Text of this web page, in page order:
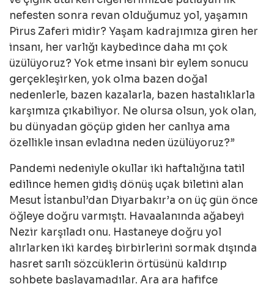
nefesten sonra revan olduğumuz yol, yaşamın
Pirus Zaferi midir? Yaşam kadrajımıza giren her
insanı, her varlığı kaybedince daha mı çok
üzülüyoruz? Yok etme insani bir eylem sonucu
gerçekleşirken, yok olma bazen doğal
nedenlerle, bazen kazalarla, bazen hastalıklarla
karşımıza çıkabiliyor. Ne olursa olsun, yok olan,
bu dünyadan göçüp giden her canlıya ama
özellikle insan evladına neden üzülüyoruz?”
Pandemi nedeniyle okullar iki haftalığına tatil
edilince hemen gidiş dönüş uçak biletini alan
Mesut İstanbul’dan Diyarbakır’a on üç gün önce
öğleye doğru varmıştı. Havaalanında ağabeyi
Nezir karşıladı onu. Hastaneye doğru yol
alırlarken iki kardeş birbirlerini sormak dışında
hasret sarılı sözcüklerin örtüsünü kaldırıp
sohbete başlayamadılar. Ara ara hafifçe